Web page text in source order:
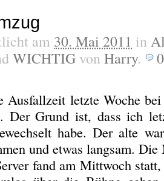
am 30. Mai 2011 in
WICHTIG von Harry.
Ausfallzeit letzte Woche
Der Grund ist, dass ich
habe. Der alte
und etwas langsam.
fand am Mittwoch